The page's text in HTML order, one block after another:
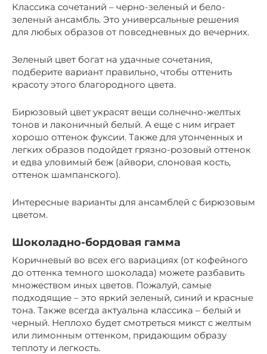
Классика сочетаний – черно-зеленый и бело-
зеленый ансамбль. Это универсальные решения
для любых образов от повседневных до вечерних.
Зеленый цвет богат на удачные сочетания,
подберите вариант правильно, чтобы оттенить
красоту этого благородного цвета.
Бирюзовый цвет украсят вещи солнечно-желтых
тонов и лаконичный белый. А еще с ним играет
хорошо оттенок фуксии. Также для утонченных и
легких образов подойдет грязно-розовый оттенок
и едва уловимый беж (айвори, слоновая кость,
оттенок шампанского).
Интересные варианты для ансамблей с бирюзовым
цветом.
Шоколадно-бордовая гамма
Коричневый во всех его вариациях (от кофейного
до оттенка темного шоколада) можете разбавить
множеством иных цветов. Пожалуй, самые
подходящие – это яркий зеленый, синий и красные
тона. Также всегда актуальна классика – белый и
черный. Неплохо будет смотреться микст с желтым
или лимонным оттенком, придающим образу
теплоту и легкость.